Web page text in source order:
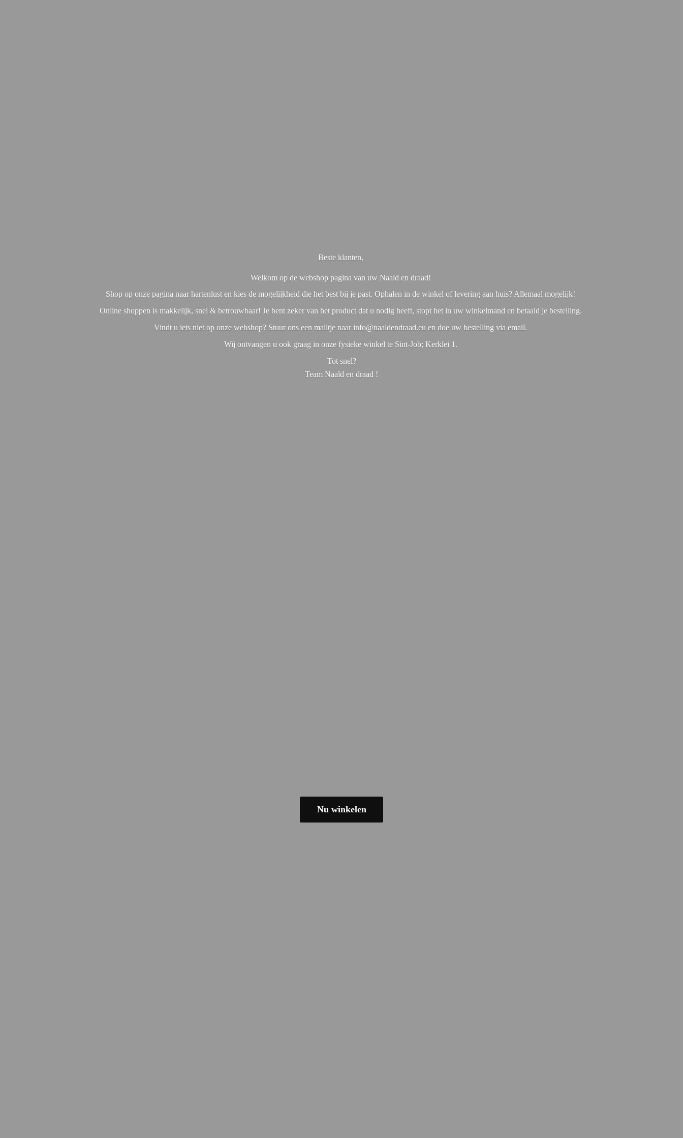
Beste klanten,
Welkom op de webshop pagina van uw Naald en draad!
Shop op onze pagina naar hartenlust en kies de mogelijkheid die het best bij je past. Ophalen in de winkel of levering aan huis? Allemaal mogelijk!
Online shoppen is makkelijk, snel & betrouwbaar! Je bent zeker van het product dat u nodig heeft, stopt het in uw winkelmand en betaald je bestelling.
Vindt u iets niet op onze webshop? Stuur ons een mailtje naar info@naaldendraad.eu en doe uw bestelling via email.
Wij ontvangen u ook graag in onze fysieke winkel te Sint-Job; Kerklei 1.
Tot snel?
Team Naald en draad !
Nu winkelen